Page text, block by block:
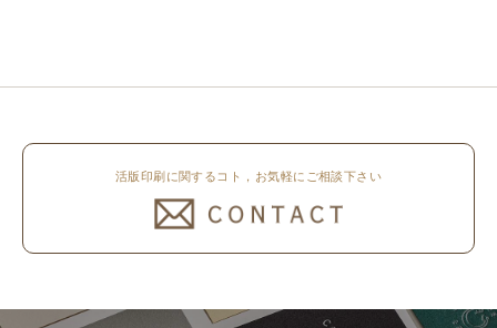
活版印刷に関するコト，お気軽にご相談下さい